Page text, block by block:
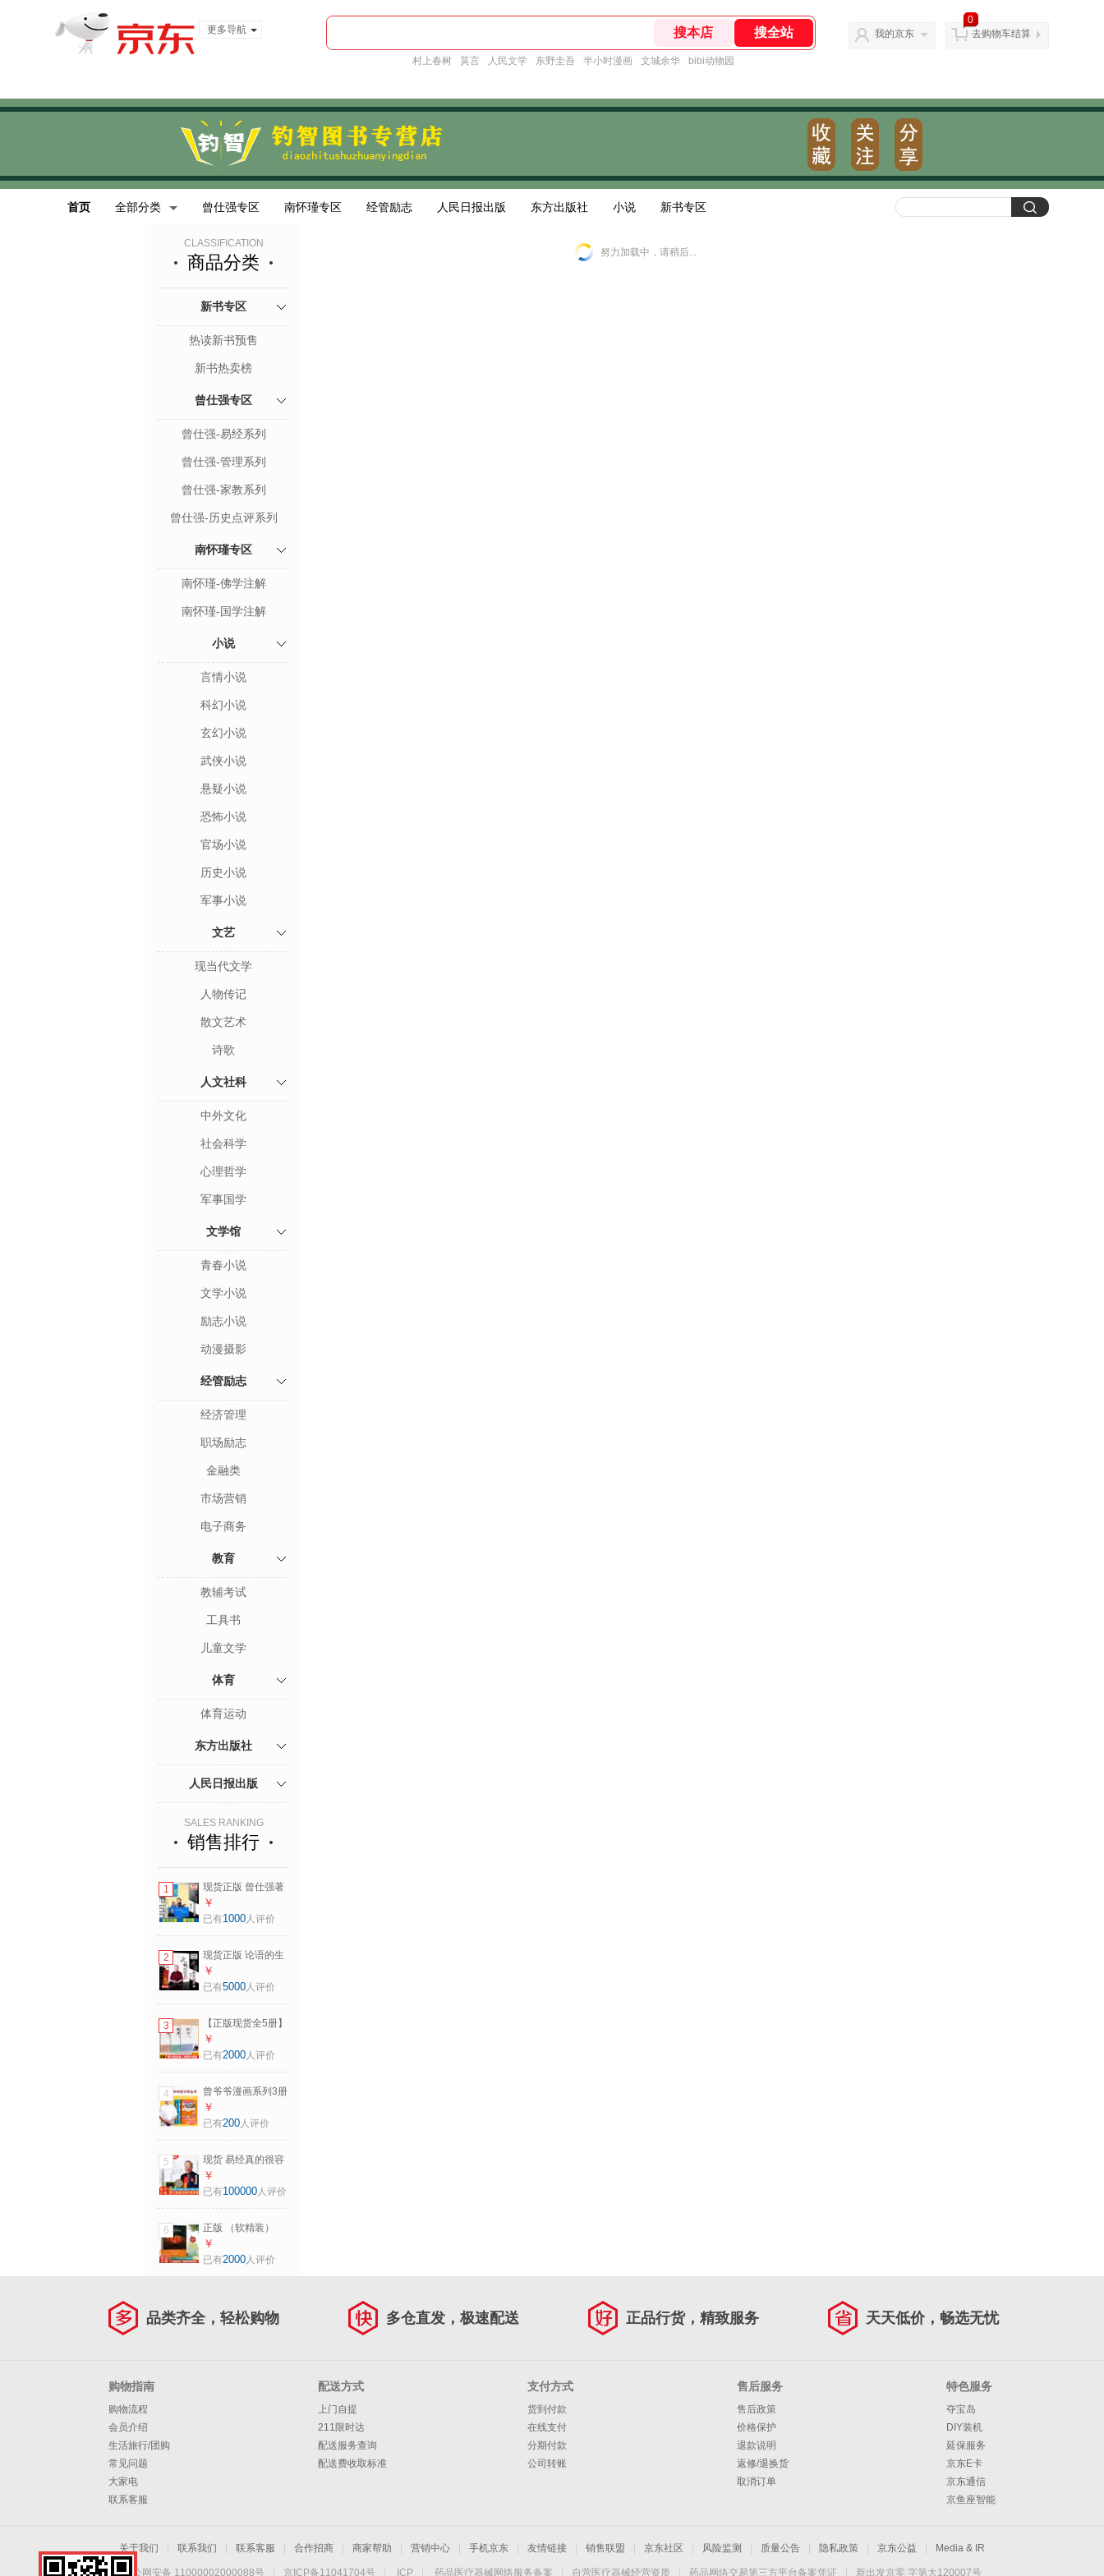
更多导航
村上春树 莫言 人民文学 东野圭吾 半小时漫画 文城余华 bibi动物园
我的京东
0
去购物车结算
首页 全部分类 曾仕强专区 南怀瑾专区 经管励志 人民日报出版 东方出版社 小说 新书专区
CLASSIFICATION
商品分类
新书专区
热读新书预售
新书热卖榜
曾仕强专区
曾仕强-易经系列
曾仕强-管理系列
曾仕强-家教系列
曾仕强-历史点评系列
南怀瑾专区
南怀瑾-佛学注解
南怀瑾-国学注解
小说
言情小说
科幻小说
玄幻小说
武侠小说
悬疑小说
恐怖小说
官场小说
历史小说
军事小说
文艺
现当代文学
人物传记
散文艺术
诗歌
人文社科
中外文化
社会科学
心理哲学
军事国学
文学馆
青春小说
文学小说
励志小说
动漫摄影
经管励志
经济管理
职场励志
金融类
市场营销
电子商务
教育
教辅考试
工具书
儿童文学
体育
体育运动
东方出版社
人民日报出版
SALES RANKING
销售排行
1
现货正版 曾仕强著
论语给少年的启示
(上下）拼音彩绘版
语 文字的奥秘说文
解字汉字起源启蒙
认知 小学生课外阅
读书籍 【论语给少
年的启示】少年拼
音彩绘版
￥
已有1000人评价
2
现货正版 论语的生
活智慧（修订版）
（上下册）曾仕强
版）（上下册）
￥
已有5000人评价
3
【正版现货全5册】
曾仕强说中国人系
列基本功+担当+圆
典哲学文化道德经
中国式管理 【归心
+明理+圆通】全3册
￥
已有2000人评价
4
曾爷爷漫画系列3册
曾仕强教育研究中
心著绘 曾小点爆笑
读书籍 【超值3
册】影响力+行动力
+统率力
￥
已有200人评价
5
现货 易经真的很容
易曾仕强正版 详解
易经系列 曾仕强著
门书籍易经的智慧
系列书
￥
已有100000人评价
6
正版 （软精装）
NAMASTE 生命喜
悦的祈祷 沈妙瑜著
祷文 生命喜悦的祈
￥
已有2000人评价
努力加载中，请稍后...
品类齐全，轻松购物 多仓直发，极速配送 正品行货，精致服务 天天低价，畅选无忧
购物指南
购物流程
会员介绍
生活旅行/团购
常见问题
大家电
联系客服
配送方式
上门自提
211限时达
配送服务查询
配送费收取标准
支付方式
货到付款
在线支付
分期付款
公司转账
售后服务
售后政策
价格保护
退款说明
返修/退换货
取消订单
特色服务
夺宝岛
DIY装机
延保服务
京东E卡
京东通信
京鱼座智能
关于我们 联系我们 联系客服 合作招商 商家帮助 营销中心 手机京东 友情链接 销售联盟 京东社区 风险监测 质量公告 隐私政策 京东公益 Media & IR
京公网安备 11000002000088号 京ICP备11041704号 ICP 药品医疗器械网络服务备案 自营医疗器械经营资质 药品网络交易第三方平台备案凭证 新出发京零 字第大120007号